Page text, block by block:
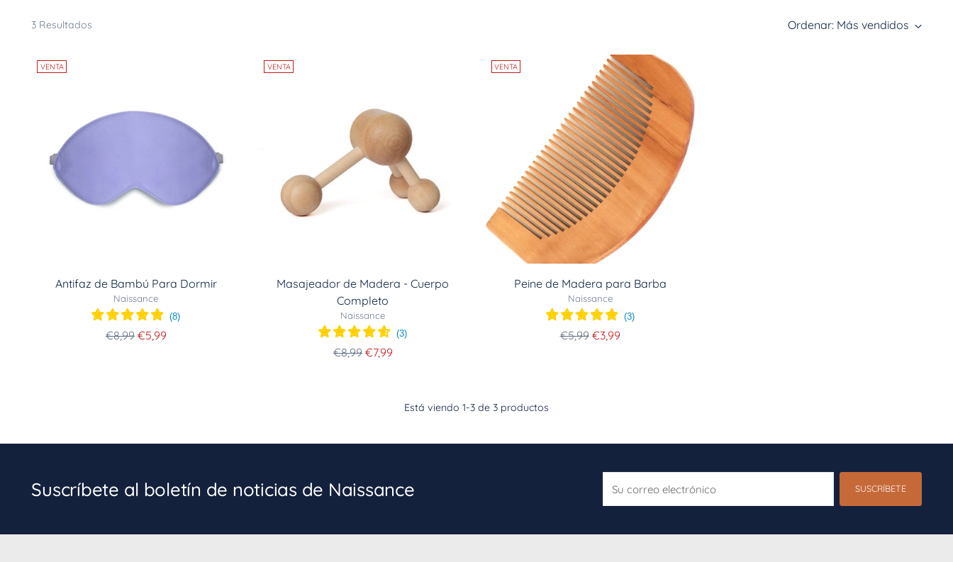
3 Resultados Ordenar: Más vendidos
VENTA
Antifaz de Bambú Para Dormir
Naissance
(8)
Precio
€8,99 €5,99
VENTA
Masajeador de Madera - Cuerpo
Completo
Naissance
(3)
Precio
€8,99 €7,99
VENTA
Peine de Madera para Barba
Naissance
(3)
Precio
€5,99 €3,99
Está viendo 1-3 de 3 productos
Suscríbete al boletín de noticias de Naissance
correo
SUSCRÍBETE